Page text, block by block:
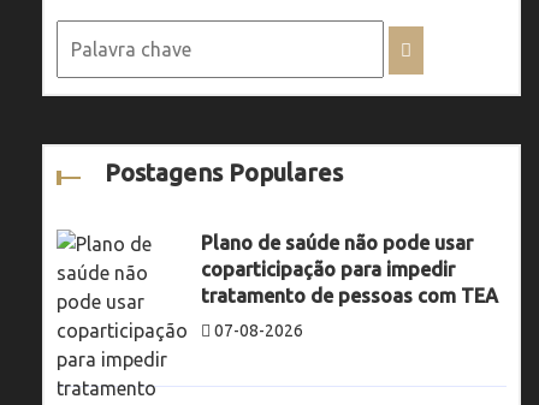
Postagens Populares
Plano de saúde não pode usar
coparticipação para impedir
tratamento de pessoas com TEA
07-08-2026